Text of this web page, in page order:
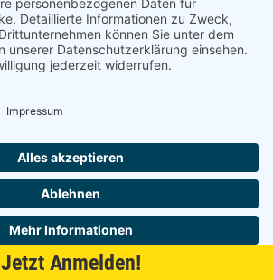
Jetzt Anmelden!
Desktop-Version